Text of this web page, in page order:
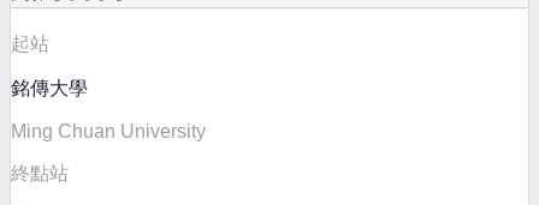
起站
銘傳大學
Ming Chuan University
終點站